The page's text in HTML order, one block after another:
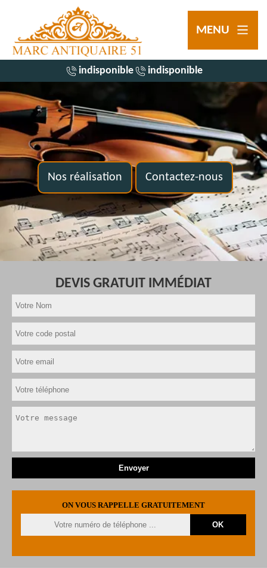
MENU
indisponible indisponible
Nos réalisation Contactez-nous
DEVIS GRATUIT IMMÉDIAT
ON VOUS RAPPELLE GRATUITEMENT